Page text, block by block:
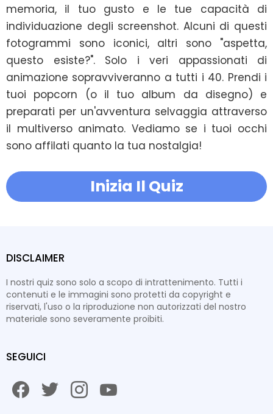
memoria, il tuo gusto e le tue capacità di
individuazione degli screenshot. Alcuni di questi
fotogrammi sono iconici, altri sono "aspetta,
questo esiste?". Solo i veri appassionati di
animazione sopravviveranno a tutti i 40. Prendi i
tuoi popcorn (o il tuo album da disegno) e
preparati per un'avventura selvaggia attraverso
il multiverso animato. Vediamo se i tuoi occhi
sono affilati quanto la tua nostalgia!
Inizia Il Quiz
DISCLAIMER
I nostri quiz sono solo a scopo di intrattenimento. Tutti i
contenuti e le immagini sono protetti da copyright e
riservati, l'uso o la riproduzione non autorizzati del nostro
materiale sono severamente proibiti.
SEGUICI